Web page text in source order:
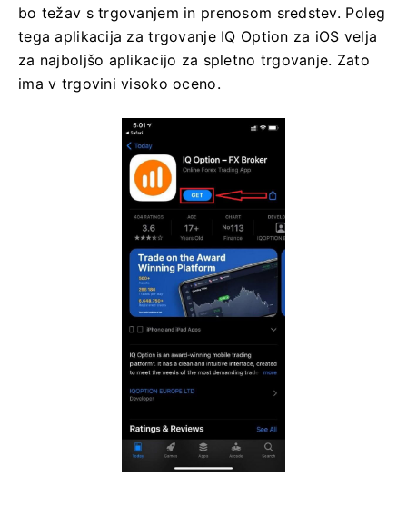
bo težav s trgovanjem in prenosom sredstev. Poleg
tega aplikacija za trgovanje IQ Option za iOS velja
za najboljšo aplikacijo za spletno trgovanje. Zato
ima v trgovini visoko oceno.